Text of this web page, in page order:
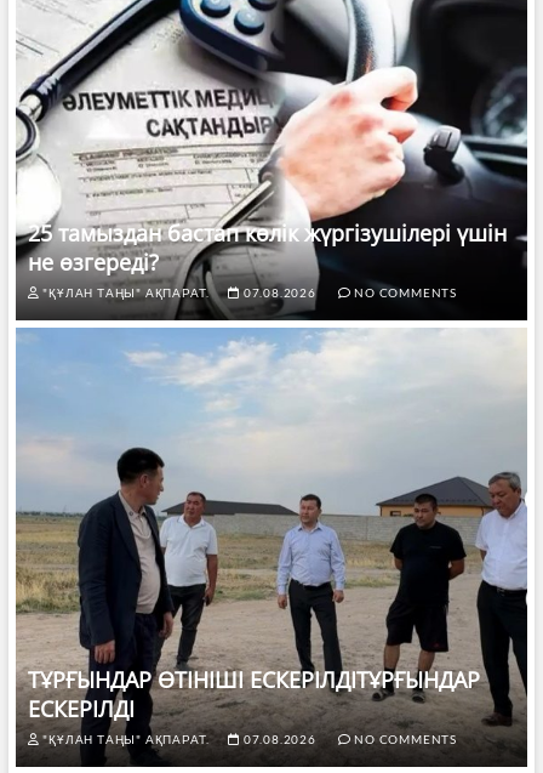
25 тамыздан бастап көлік жүргізушілері үшін
не өзгереді?
"ҚҰЛАН ТАҢЫ" АҚПАРАТ. 07.08.2026 NO COMMENTS
ТҰРҒЫНДАР ӨТІНІШІ ЕСКЕРІЛДІТҰРҒЫНДАР
ЕСКЕРІЛДІ
"ҚҰЛАН ТАҢЫ" АҚПАРАТ. 07.08.2026 NO COMMENTS